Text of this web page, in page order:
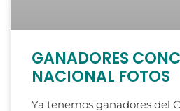
GANADORES
NACIONAL FOTOS
Ya tenemos ganadores del